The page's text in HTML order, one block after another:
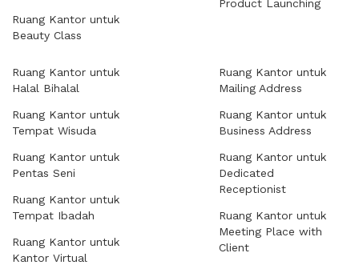
Ruang Kantor untuk
Beauty Class
Product Launching
Ruang Kantor untuk
Halal Bihalal
Ruang Kantor untuk
Tempat Wisuda
Ruang Kantor untuk
Pentas Seni
Ruang Kantor untuk
Tempat Ibadah
Ruang Kantor untuk
Kantor Virtual
Ruang Kantor untuk
Mailing Address
Ruang Kantor untuk
Business Address
Ruang Kantor untuk
Dedicated
Receptionist
Ruang Kantor untuk
Meeting Place with
Client